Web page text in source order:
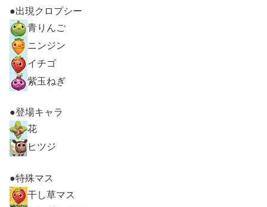
●出現クロプシー
青りんご
ニンジン
イチゴ
紫玉ねぎ
●登場キャラ
花
ヒツジ
●特殊マス
干し草マス